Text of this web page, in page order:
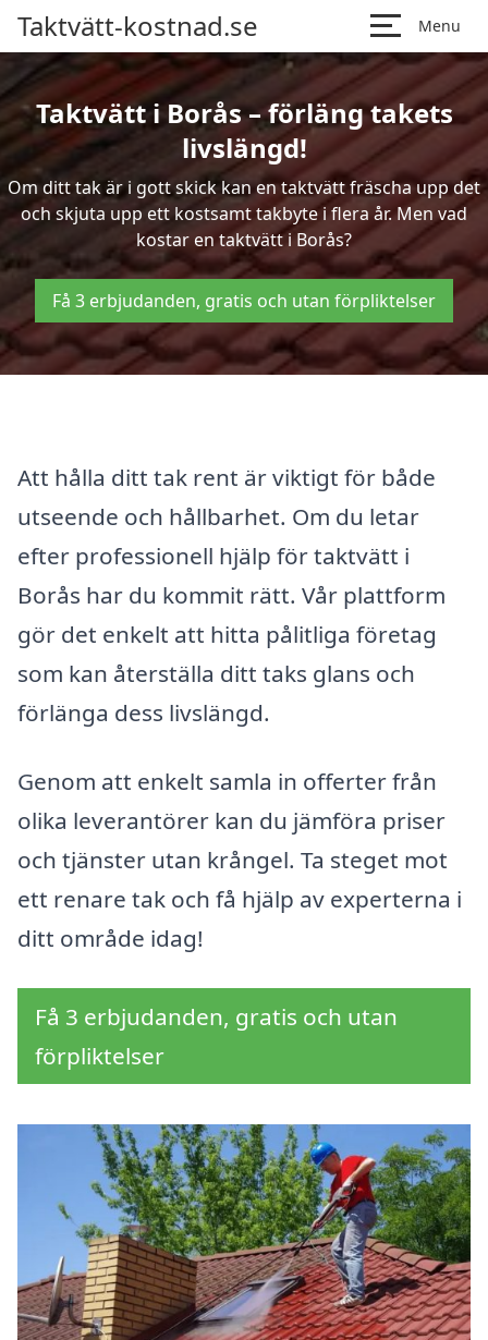
Taktvätt-kostnad.se Menu
Taktvätt i Borås – förläng takets
livslängd!
Om ditt tak är i gott skick kan en taktvätt fräscha upp det
och skjuta upp ett kostsamt takbyte i flera år. Men vad
kostar en taktvätt i Borås?
Få 3 erbjudanden, gratis och utan förpliktelser
Att hålla ditt tak rent är viktigt för både
utseende och hållbarhet. Om du letar
efter professionell hjälp för taktvätt i
Borås har du kommit rätt. Vår plattform
gör det enkelt att hitta pålitliga företag
som kan återställa ditt taks glans och
förlänga dess livslängd.
Genom att enkelt samla in offerter från
olika leverantörer kan du jämföra priser
och tjänster utan krångel. Ta steget mot
ett renare tak och få hjälp av experterna i
ditt område idag!
Få 3 erbjudanden, gratis och utan
förpliktelser